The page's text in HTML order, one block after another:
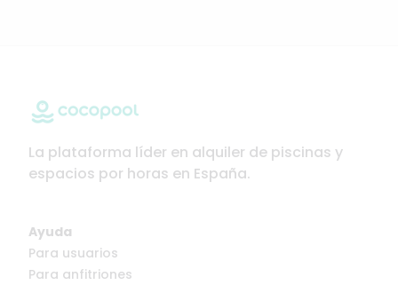
La plataforma líder en alquiler de piscinas y
espacios por horas en España.
Ayuda
Para usuarios
Para anfitriones